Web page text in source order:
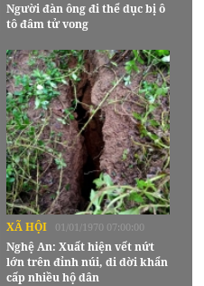
Người đàn ông đi thể dục bị ô
tô đâm tử vong
XÃ HỘI 01/01/1970 07:00:00
Nghệ An: Xuất hiện vết nứt
lớn trên đỉnh núi, di dời khẩn
cấp nhiều hộ dân